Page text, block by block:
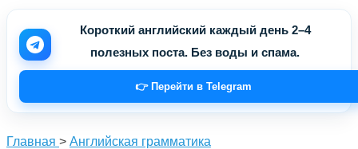
Короткий английский каждый день 2–4
полезных поста. Без воды и спама.
👉 Перейти в Telegram
Главная > Английская грамматика